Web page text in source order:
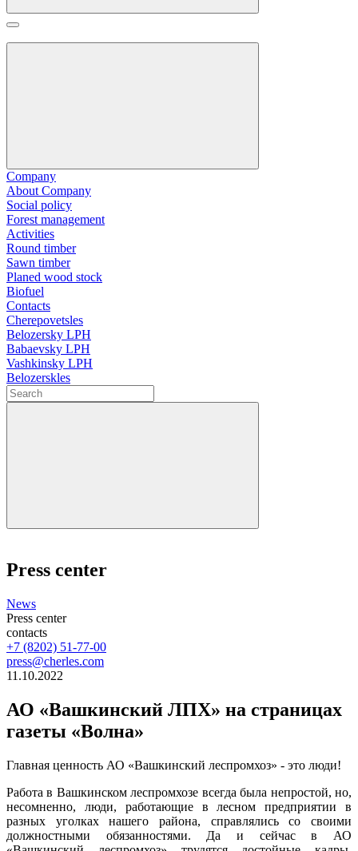
Company
About Company
Social policy
Forest management
Activities
Round timber
Sawn timber
Planed wood stock
Biofuel
Contacts
Cherepovetsles
Belozersky LPH
Babaevsky LPH
Vashkinsky LPH
Belozerskles
Press center
News
Press center
contacts
+7 (8202) 51-77-00
press@cherles.com
11.10.2022
АО «Вашкинский ЛПХ» на страницах
газеты «Волна»
Главная ценность АО «Вашкинский леспромхоз» - это люди!
Работа в Вашкинском леспромхозе всегда была непростой, но,
несомненно, люди, работающие в лесном предприятии в
разных уголках нашего района, справлялись со своими
должностными обязанностями. Да и сейчас в АО